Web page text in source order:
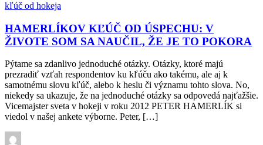
kľúč od hokeja
HAMERLÍKOV KĽÚČ OD ÚSPECHU: V
ŽIVOTE SOM SA NAUČIL, ŽE JE TO POKORA
Pýtame sa zdanlivo jednoduché otázky. Otázky, ktoré majú
prezradiť vzťah respondentov ku kľúču ako takému, ale aj k
samotnému slovu kľúč, alebo k heslu či významu tohto slova. No,
niekedy sa ukazuje, že na jednoduché otázky sa odpovedá najťažšie.
Vicemajster sveta v hokeji v roku 2012 PETER HAMERLÍK si
viedol v našej ankete výborne. Peter, […]